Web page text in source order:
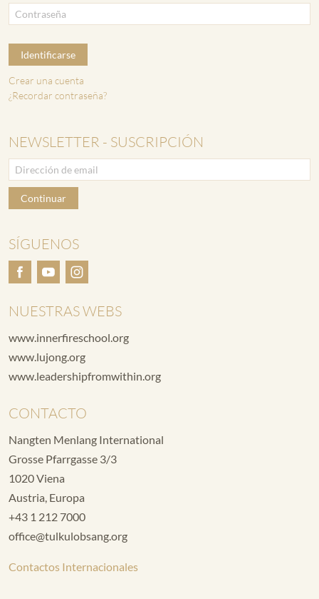
Identificarse
Crear una cuenta
¿Recordar contraseña?
NEWSLETTER - SUSCRIPCIÓN
Continuar
SÍGUENOS
NUESTRAS WEBS
www.innerfireschool.org
www.lujong.org
www.leadershipfromwithin.org
CONTACTO
Nangten Menlang International
Grosse Pfarrgasse 3/3
1020 Viena
Austria, Europa
+43 1 212 7000
office@tulkulobsang.org
Contactos Internacionales